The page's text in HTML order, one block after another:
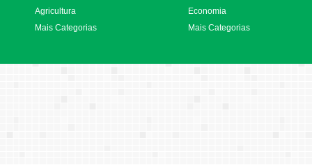
Agricultura
Mais Categorias
Economia
Mais Categorias